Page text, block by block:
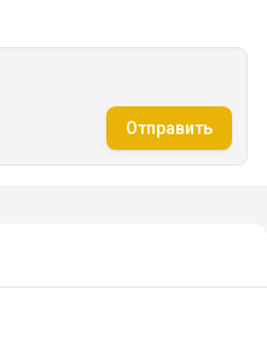
Отправить